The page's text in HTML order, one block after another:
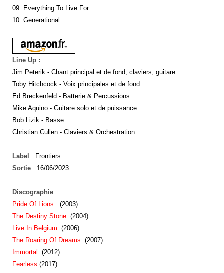
09. Everything To Live For
10. Generational
Line Up :
Jim Peterik - Chant principal et de fond, claviers, guitare
Toby Hitchcock - Voix principales et de fond
Ed Breckenfeld - Batterie & Percussions
Mike Aquino - Guitare solo et de puissance
Bob Lizik - Basse
Christian Cullen - Claviers & Orchestration
Label : Frontiers
Sortie : 16/06/2023
Discographie :
Pride Of Lions (2003)
The Destiny Stone (2004)
Live In Belgium (2006)
The Roaring Of Dreams (2007)
Immortal
(2012)
Fearless (2017)